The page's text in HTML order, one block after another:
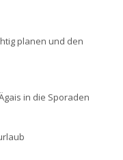
planen und den
in die Sporaden